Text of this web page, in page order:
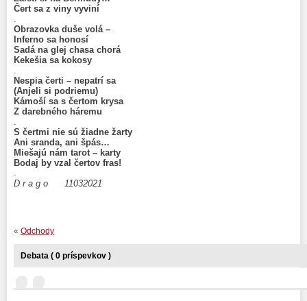
Čert sa z viny vyviní
Obrazovka duše volá –
Inferno sa honosí
Sadá na glej chasa chorá
Kekešia sa kokosy
Nespia čerti – nepatrí sa
(Anjeli si podriemu)
Kámoší sa s čertom krysa
Z darebného háremu
S čertmi nie sú žiadne žarty
Ani sranda, ani špás…
Miešajú nám tarot – karty
Bodaj by vzal čertov fras!
D r a g o 11032021
« Odchody
Debata ( 0 príspevkov )